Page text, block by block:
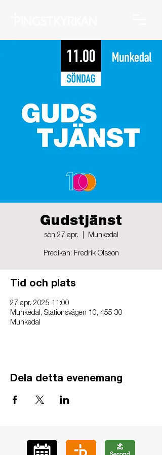
Gudstjänst
sön 27 apr. Munkedal
Predikan: Fredrik Olsson
Tid och plats
27 apr. 2025 11:00
Munkedal, Stationsvägen 10, 455 30
Munkedal
Dela detta evenemang